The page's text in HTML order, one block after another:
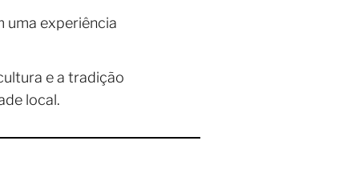
uma experiência
e a tradição
local.